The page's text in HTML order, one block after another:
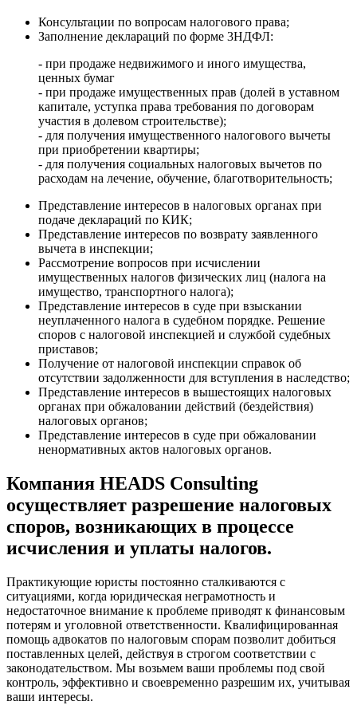
Консультации по вопросам налогового права;
Заполнение деклараций по форме 3НДФЛ:
- при продаже недвижимого и иного имущества,
ценных бумаг
- при продаже имущественных прав (долей в уставном
капитале, уступка права требования по договорам
участия в долевом строительстве);
- для получения имущественного налогового вычеты
при приобретении квартиры;
- для получения социальных налоговых вычетов по
расходам на лечение, обучение, благотворительность;
Представление интересов в налоговых органах при
подаче деклараций по КИК;
Представление интересов по возврату заявленного
вычета в инспекции;
Рассмотрение вопросов при исчислении
имущественных налогов физических лиц (налога на
имущество, транспортного налога);
Представление интересов в суде при взыскании
неуплаченного налога в судебном порядке. Решение
споров с налоговой инспекцией и службой судебных
приставов;
Получение от налоговой инспекции справок об
отсутствии задолженности для вступления в наследство;
Представление интересов в вышестоящих налоговых
органах при обжаловании действий (бездействия)
налоговых органов;
Представление интересов в суде при обжаловании
ненормативных актов налоговых органов.
Компания HEADS Consulting
осуществляет разрешение налоговых
споров, возникающих в процессе
исчисления и уплаты налогов.
Практикующие юристы постоянно сталкиваются с
ситуациями, когда юридическая неграмотность и
недостаточное внимание к проблеме приводят к финансовым
потерям и уголовной ответственности. Квалифицированная
помощь адвокатов по налоговым спорам позволит добиться
поставленных целей, действуя в строгом соответствии с
законодательством. Мы возьмем ваши проблемы под свой
контроль, эффективно и своевременно разрешим их, учитывая
ваши интересы.